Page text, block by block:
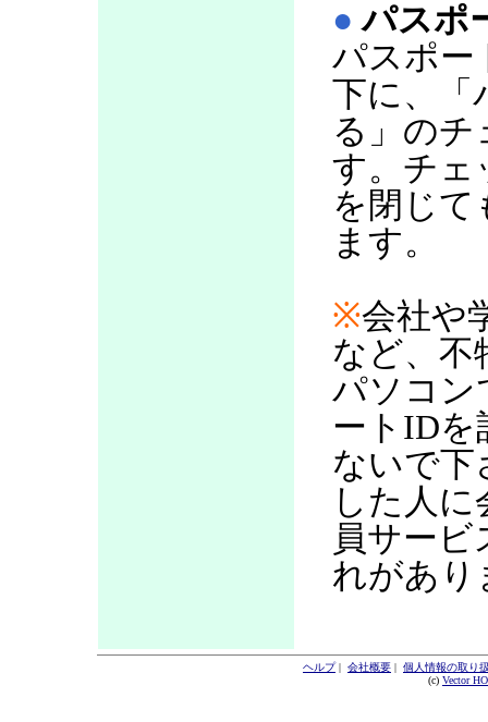
● パスポ
パスポー
下に、「
る」の
す。チェ
を閉じて
ます。
※会社や
など、不
パソコン
ートIDを
ないで下
した人
員サー
れがあり
ヘルプ| 会社概要 | 個人情報の取り
(c) Vector